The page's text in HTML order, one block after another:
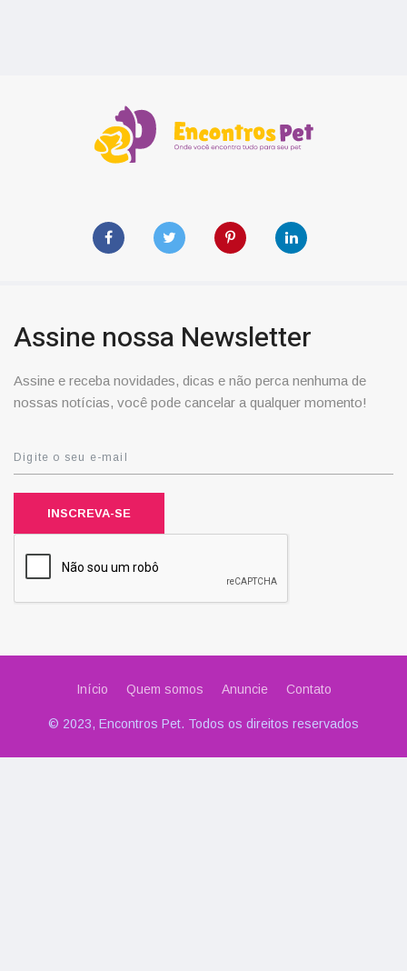
Assine nossa Newsletter
Assine e receba novidades, dicas e não perca nenhuma de
nossas notícias, você pode cancelar a qualquer momento!
INSCREVA-SE
Início Quem somos Anuncie Contato
© 2023, Encontros Pet. Todos os direitos reservados